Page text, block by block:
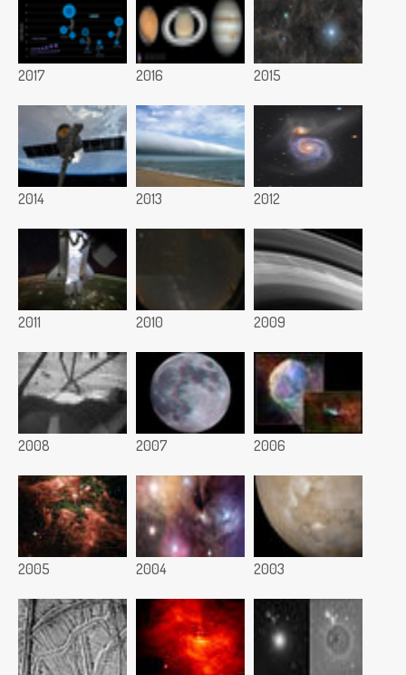
2017 2016 2015
2014 2013 2012
2011 2010 2009
2008 2007 2006
2005 2004 2003